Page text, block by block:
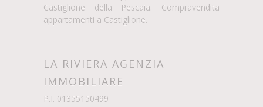
Castiglione della Pescaia. Compravendita
appartamenti a Castiglione.
LA RIVIERA AGENZIA
IMMOBILIARE
P.I. 01355150499